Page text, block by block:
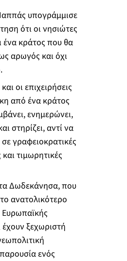
υπογράμμισε
ότι οι νησιώτες
ένα κράτος που θα
αρωγός και όχι
οι επιχειρήσεις
από ένα κράτος
ενημερώνει,
στηρίζει, αντί να
σε γραφειοκρατικές
τιμωρητικές
Δωδεκάνησα, που
ανατολικότερο
ξεχωριστή
ενός